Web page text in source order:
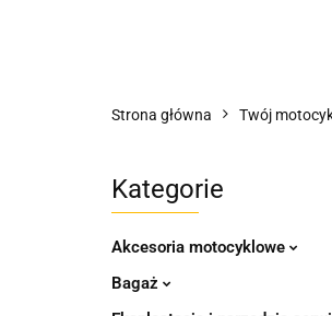
Strona główna Twój
Kategorie
Akcesoria motocyklowe
Bagaż